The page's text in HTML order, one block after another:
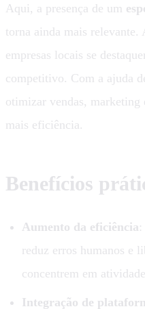
Aqui, a presença de um
torna ainda mais relevante.
empresas locais se
competitivo. Com a ajuda
otimizar vendas, marketing
mais eficiência.
Benefícios
Aumento da eficiência
reduz erros humanos e
concentrem em
Integração de